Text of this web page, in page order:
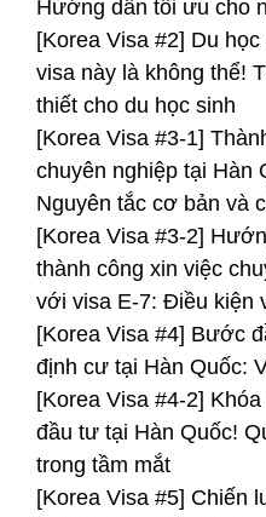
Hướng dẫn tối ưu cho
[Korea Visa #2] Du
visa này là không thể!
thiết cho du học sinh
[Korea Visa #3-1]
chuyên nghiệp tại Hàn
Nguyên tắc cơ bản và
[Korea Visa #3-2]
thành công xin việc
với visa E-7: Điều kiện
[Korea Visa #4] Bước
định cư tại Hàn Quốc:
[Korea Visa #4-2]
đầu tư tại Hàn Quốc!
trong tầm mắt
[Korea Visa #5] Chiến